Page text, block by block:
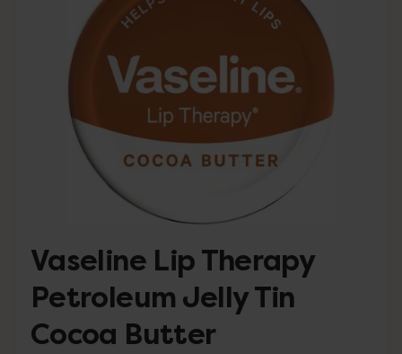
Vaseline Lip Therapy
Petroleum Jelly Tin
Cocoa Butter